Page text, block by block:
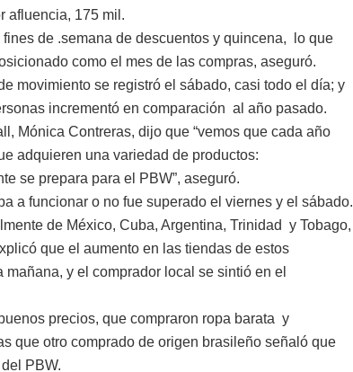
afluencia, 175 mil.
de .semana de descuentos y quincena, lo que
como el mes de las compras, aseguró.
movimiento se registró el sábado, casi todo el día; y
incrementó en comparación al año pasado.
Mónica Contreras, dijo que “vemos que cada año
adquieren una variedad de productos:
se prepara para el PBW”, aseguró.
a funcionar o no fue superado el viernes y el sábado.
de México, Cuba, Argentina, Trinidad y Tobago,
que el aumento en las tiendas de estos
y el comprador local se sintió en el
precios, que compraron ropa barata y
que otro comprado de origen brasileño señaló que
PBW.